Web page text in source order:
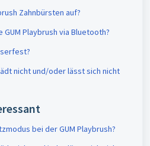
Zahnbürsten auf?
Playbrush via Bluetooth?
nicht und/oder lässt sich nicht
bei der GUM Playbrush?